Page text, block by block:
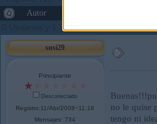
Autor
Tema: ¿Quién
0 Usuarios y 1 Visitante están viendo
susi29
Principiante
Desconectado
Registro:11/Abr/2008~11:18
Mensajes: 734
no le quise
tengo ni